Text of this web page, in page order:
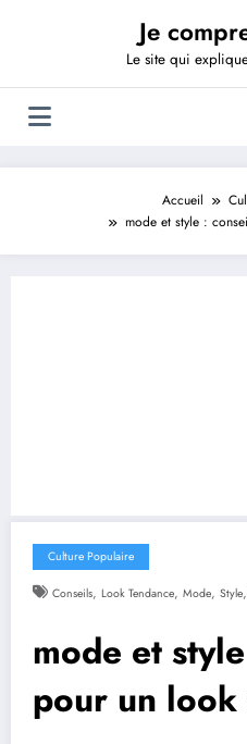
Je
Le site qui
Accueil
mode et style :
Culture Populaire
Conseils, Look Tendance, Mode, Style,
mode et
pour un look